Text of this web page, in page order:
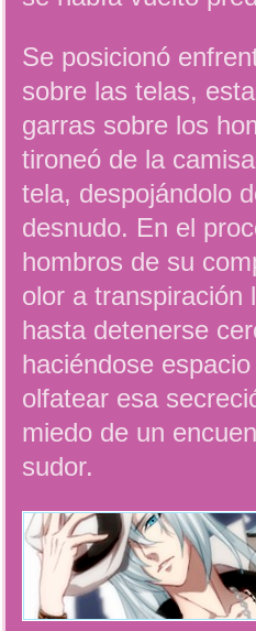
Se posicionó
sobre las telas,
garras sobre los
tironeó de la
tela, despojándolo
desnudo. En el
hombros de su
olor a transpiración
hasta detenerse
haciéndose
olfatear esa
miedo de un
sudor.